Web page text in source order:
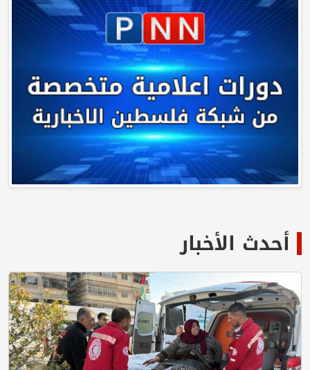
أحدث الأخبار